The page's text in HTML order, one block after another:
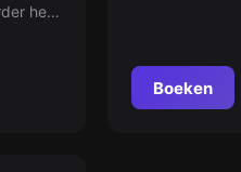
hebt
Boeken